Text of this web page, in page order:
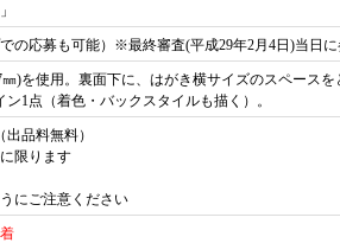
の応募も可能）※最終審査(平成29年2月4日)当日
)を使用。裏面下に、はがき横サイズのスペース
1点（着色・バックスタイルも描く）。
出品料無料）
限ります
にご注意ください